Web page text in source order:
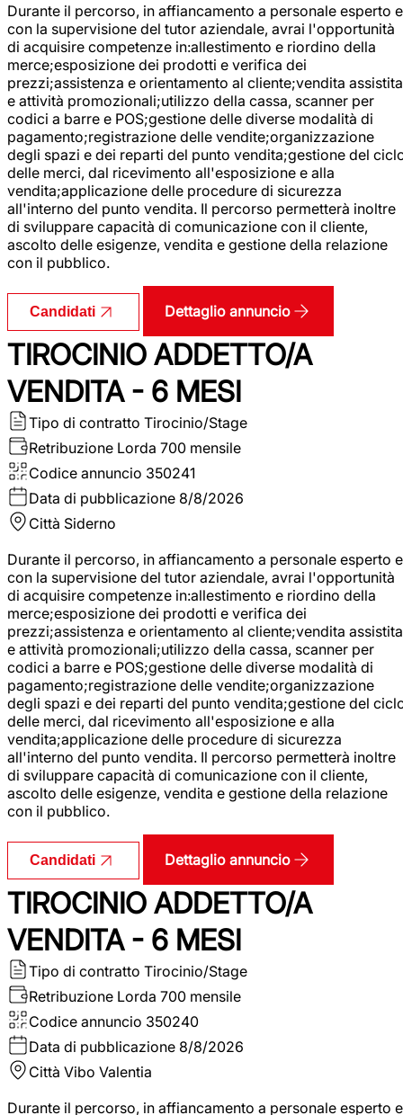
Durante il percorso, in affiancamento a personale esperto e
con la supervisione del tutor aziendale, avrai l'opportunità
di acquisire competenze in:allestimento e riordino della
merce;esposizione dei prodotti e verifica dei
prezzi;assistenza e orientamento al cliente;vendita assistita
e attività promozionali;utilizzo della cassa, scanner per
codici a barre e POS;gestione delle diverse modalità di
pagamento;registrazione delle vendite;organizzazione
degli spazi e dei reparti del punto vendita;gestione del
delle merci, dal ricevimento all'esposizione e alla
vendita;applicazione delle procedure di sicurezza
all'interno del punto vendita. Il percorso permetterà inoltre
di sviluppare capacità di comunicazione con il cliente,
ascolto delle esigenze, vendita e gestione della relazione
con il pubblico.
Candidati Dettaglio annuncio
TIROCINIO ADDETTO/A
VENDITA - 6 MESI
Tipo di contratto Tirocinio/Stage
Retribuzione Lorda 700 mensile
Codice annuncio 350241
Data di pubblicazione 8/8/2026
Città Siderno
Durante il percorso, in affiancamento a personale esperto e
con la supervisione del tutor aziendale, avrai l'opportunità
di acquisire competenze in:allestimento e riordino della
merce;esposizione dei prodotti e verifica dei
prezzi;assistenza e orientamento al cliente;vendita assistita
e attività promozionali;utilizzo della cassa, scanner per
codici a barre e POS;gestione delle diverse modalità di
pagamento;registrazione delle vendite;organizzazione
degli spazi e dei reparti del punto vendita;gestione del
delle merci, dal ricevimento all'esposizione e alla
vendita;applicazione delle procedure di sicurezza
all'interno del punto vendita. Il percorso permetterà inoltre
di sviluppare capacità di comunicazione con il cliente,
ascolto delle esigenze, vendita e gestione della relazione
con il pubblico.
Candidati Dettaglio annuncio
TIROCINIO ADDETTO/A
VENDITA - 6 MESI
Tipo di contratto Tirocinio/Stage
Retribuzione Lorda 700 mensile
Codice annuncio 350240
Data di pubblicazione 8/8/2026
Città Vibo Valentia
Durante il percorso, in affiancamento a personale esperto e